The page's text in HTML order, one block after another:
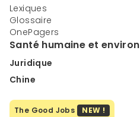
Lexiques
Glossaire
OnePagers
Santé humaine et
Juridique
Chine
The Good Jobs NEW !